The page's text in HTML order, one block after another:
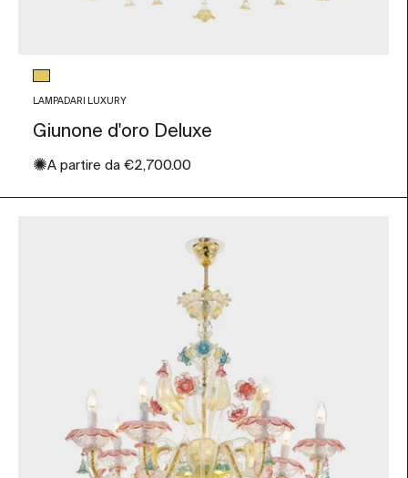
Colore vetro
Oro
LAMPADARI LUXURY
Giunone d'oro Deluxe
✺Prezzo scontato
A partire da €2,700.00